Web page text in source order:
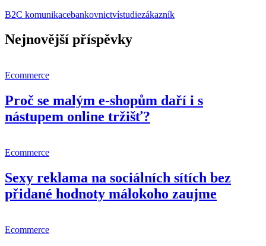
B2C komunikacebankovnictvístudiezákazník
Nejnovější příspěvky
Ecommerce
Proč se malým e-shopům daří i s
nástupem online tržišť?
Ecommerce
Sexy reklama na sociálních sítích bez
přidané hodnoty málokoho zaujme
Ecommerce